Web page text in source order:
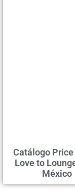
Catálogo Price
Love to
México